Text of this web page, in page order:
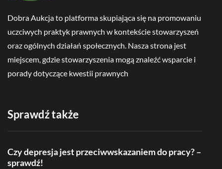
Dobra Aukcja to platforma skupiająca się na promowaniu
uczciwych praktyk prawnych w kontekście stowarzyszeń
oraz ogólnych działań społecznych. Nasza strona jest
miejscem, gdzie stowarzyszenia mogą znaleźć wsparcie i
porady dotyczące kwestii prawnych
Sprawdź także
Czy depresja jest przeciwwskazaniem do pracy? –
sprawdź!